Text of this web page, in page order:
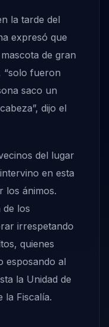
la tarde del
expresó que
de gran
“solo fueron
saco un
dijo el
del lugar
en esta
los ánimos.
de los
irrespetando
quienes
esposando al
la Unidad de
la Fiscalía.